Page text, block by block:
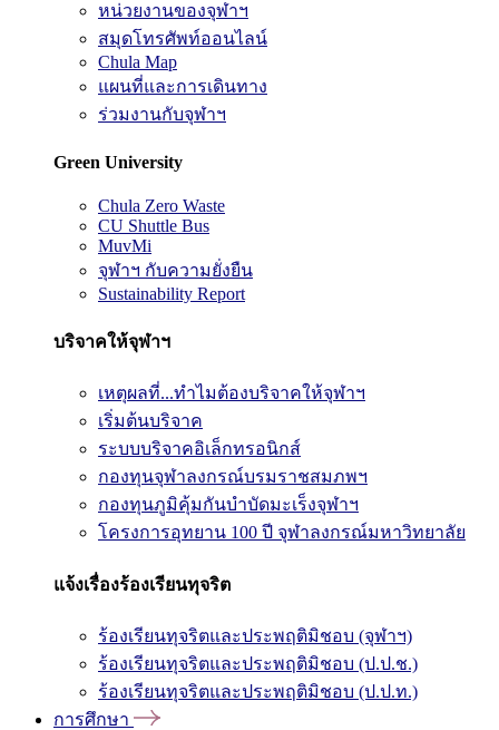
หน่วยงานของจุฬาฯ
สมุดโทรศัพท์ออนไลน์
Chula Map
แผนที่และการเดินทาง
ร่วมงานกับจุฬาฯ
Green University
Chula Zero Waste
CU Shuttle Bus
MuvMi
จุฬาฯ กับความยั่งยืน
Sustainability Report
บริจาคให้จุฬาฯ
เหตุผลที่...ทำไมต้องบริจาคให้จุฬาฯ
เริ่มต้นบริจาค
ระบบบริจาคอิเล็กทรอนิกส์
กองทุนจุฬาลงกรณ์บรมราชสมภพฯ
กองทุนภูมิคุ้มกันบำบัดมะเร็งจุฬาฯ
โครงการอุทยาน 100 ปี จุฬาลงกรณ์มหาวิทยาลัย
แจ้งเรื่องร้องเรียนทุจริต
ร้องเรียนทุจริตและประพฤติมิชอบ (จุฬาฯ)
ร้องเรียนทุจริตและประพฤติมิชอบ (ป.ป.ช.)
ร้องเรียนทุจริตและประพฤติมิชอบ (ป.ป.ท.)
การศึกษา